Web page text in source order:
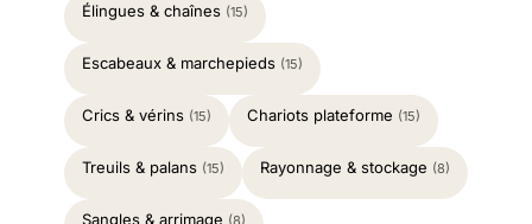
Élingues & chaînes (15)
Escabeaux & marchepieds (15)
Crics & vérins (15) Chariots plateforme (15)
Treuils & palans (15) Rayonnage & stockage (8)
Sangles & arrimage